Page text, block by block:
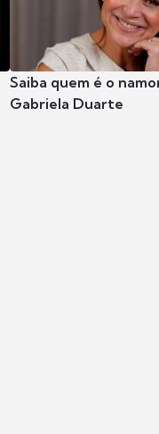
Saiba quem é o
Gabriela Duarte